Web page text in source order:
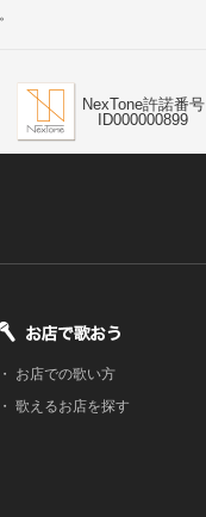
NexTone許諾番号
ID000000899
・
お店での歌い方
・ 歌えるお店を探す